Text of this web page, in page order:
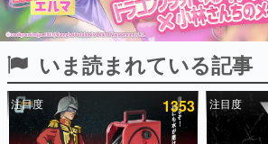
ピックアップ
電ファミのいま読まれている記事ランキング
いま読まれている記事
注目度 1353 注目度